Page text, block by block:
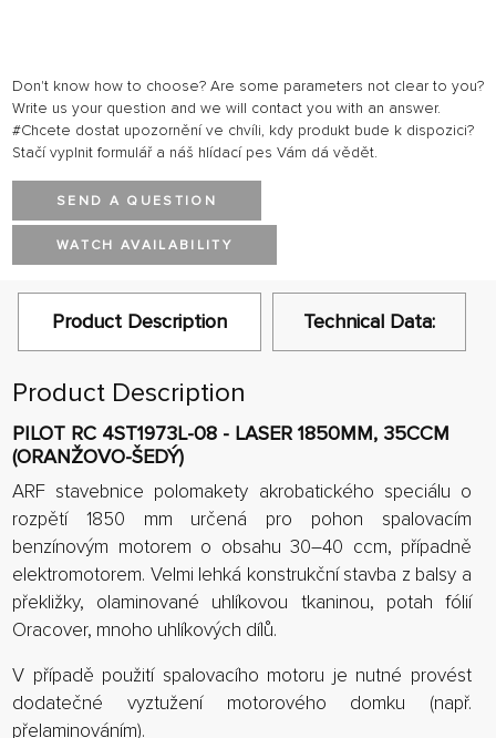
Don't know how to choose? Are some parameters not clear to you?
Write us your question and we will contact you with an answer.
#Chcete dostat upozornění ve chvíli, kdy produkt bude k dispozici?
Stačí vyplnit formulář a náš hlídací pes Vám dá vědět.
SEND A QUESTION
WATCH AVAILABILITY
Product Description Technical Data:
Product Description
PILOT RC 4ST1973L-08 - LASER 1850MM, 35CCM
(ORANŽOVO-ŠEDÝ)
ARF stavebnice polomakety akrobatického speciálu o
rozpětí 1850 mm určená pro pohon spalovacím
benzínovým motorem o obsahu 30–40 ccm, případně
elektromotorem. Velmi lehká konstrukční stavba z balsy a
překližky, olaminované uhlíkovou tkaninou, potah fólií
Oracover, mnoho uhlíkových dílů.
V případě použití spalovacího motoru je nutné provést
dodatečné vyztužení motorového domku (např.
přelaminováním).